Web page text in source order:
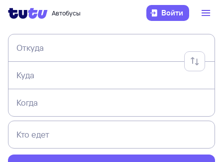
Автобусы Войти
Откуда
Куда
Когда
Кто едет